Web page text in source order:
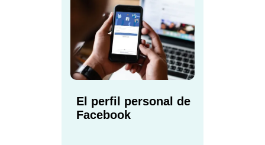
El perfil personal de
Facebook